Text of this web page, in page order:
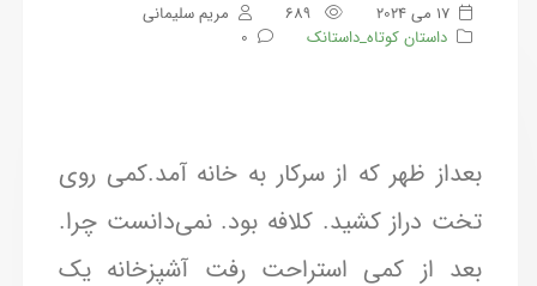
17 می 2024
مریم سلیمانی
داستان کوتاه_داستانک
0
بعداز ظهر که از سرکار به خانه آمد.کمی روی
تخت دراز کشید. کلافه بود. نمی‌دانست چرا.
بعد از کمی استراحت رفت آشپزخانه یک